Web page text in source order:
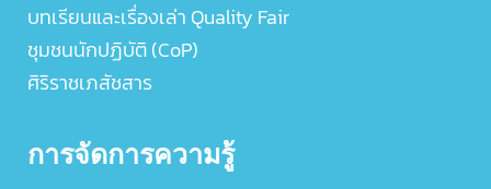
บทเรียนและเรื่องเล่า Quality Fair
ชุมชนนักปฏิบัติ (CoP)
ศิริราชเภสัชสาร
การจัดการความรู้